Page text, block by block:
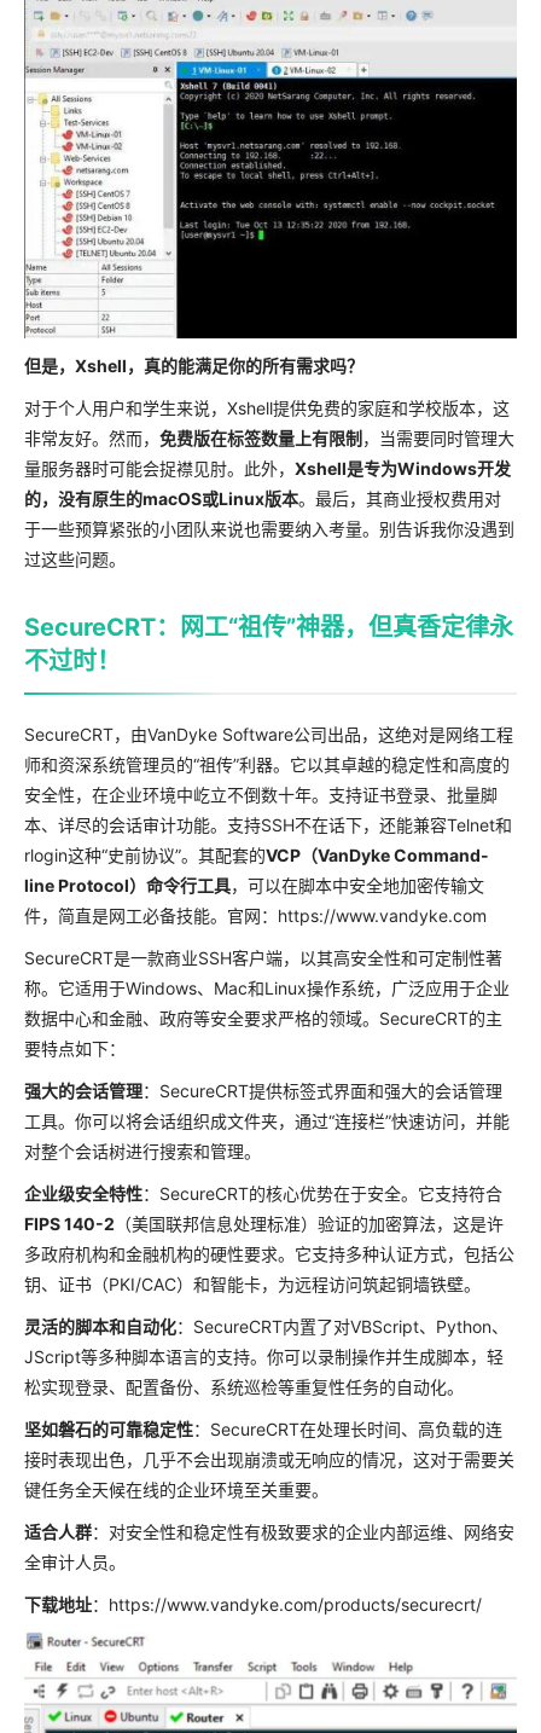
但是，Xshell，真的能满足你的所有需求吗？
对于个人用户和学生来说，Xshell提供免费的家庭和学校版本，这
非常友好。然而， 免费版在标签数量上有限制 ，当需要同时管理大
量服务器时可能会捉襟见肘。此外， Xshell是专为Windows开发
的，没有原生的macOS或Linux版本。最后，其商业授权费用对
于一些预算紧张的小团队来说也需要纳入考量。别告诉我你没遇到
过这些问题。
SecureCRT：网工“祖传”神器，但真香定律永
不过时！
SecureCRT，由VanDyke Software公司出品，这绝对是网络工程
师和资深系统管理员的“祖传”利器。它以其卓越的稳定性和高度的
安全性，在企业环境中屹立不倒数十年。支持证书登录、批量脚
本、详尽的会话审计功能。支持SSH不在话下，还能兼容Telnet和
rlogin这种“史前协议”。其配套的VCP（VanDyke Command-
line Protocol）命令行工具，可以在脚本中安全地加密传输文
件，简直是网工必备技能。官网：https://www.vandyke.com
SecureCRT是一款商业SSH客户端，以其高安全性和可定制性著
称。它适用于Windows、Mac和Linux操作系统，广泛应用于企业
数据中心和金融、政府等安全要求严格的领域。SecureCRT的主
要特点如下：
强大的会话管理：SecureCRT提供标签式界面和强大的会话管理
工具。你可以将会话组织成文件夹，通过“连接栏”快速访问，并能
对整个会话树进行搜索和管理。
企业级安全特性：SecureCRT的核心优势在于安全。它支持符合
FIPS 140-2 （美国联邦信息处理标准）验证的加密算法，这是许
多政府机构和金融机构的硬性要求。它支持多种认证方式，包括公
钥、证书（PKI/CAC）和智能卡，为远程访问筑起铜墙铁壁。
灵活的脚本和自动化：SecureCRT内置了对VBScript、Python、
JScript等多种脚本语言的支持。你可以录制操作并生成脚本，轻
松实现登录、配置备份、系统巡检等重复性任务的自动化。
坚如磐石的可靠稳定性：SecureCRT在处理长时间、高负载的连
接时表现出色，几乎不会出现崩溃或无响应的情况，这对于需要关
键任务全天候在线的企业环境至关重要。
适合人群：对安全性和稳定性有极致要求的企业内部运维、网络安
全审计人员。
下载地址：https://www.vandyke.com/products/securecrt/